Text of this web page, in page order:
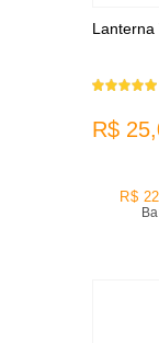
Lanterna
R$
R$